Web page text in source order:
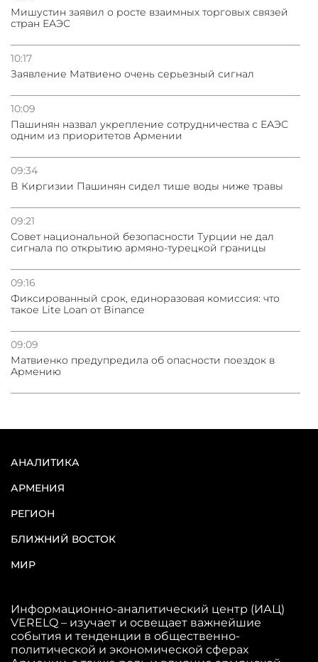
Мишустин заявил о росте взаимных торговых связей
стран ЕАЭС
10:17
Заявление Матвиено очень серьезный сигнал
10:09
Пашинян назвал укрепление сотрудничества с ЕАЭС
одним из приоритетов Армении
09:34
В Киргизии Пашинян сидел тише воды ниже травы
09:21
Совет национальной безопасности Турции не дал
сигнала по открытию армяно-турецкой границы
09:16
Фиксированный срок, единоразовая комиссия: что
такое Lite Loan от Binance
09:09
Матвиенко предупредила об опасности поездок в
Армению
АНАЛИТИКА
АРМЕНИЯ
РЕГИОН
БЛИЖНИЙ ВОСТОК
МИР
Информационно-аналитический центр (ИАЦ)
VERELQ – изучает и освещает важнейшие
события и тенденции в общественно-
политической и экономической сферах